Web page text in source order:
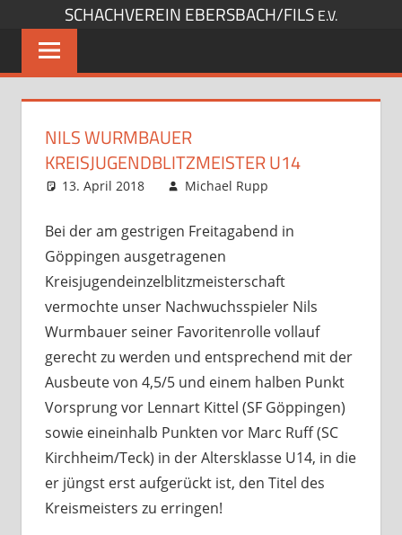
springen
SCHACHVEREIN EBERSBACH/FILS E.V.
NILS WURMBAUER
KREISJUGENDBLITZMEISTER U14
13. April 2018
Michael Rupp
Opens und
Bei der am gestrigen Freitagabend in
Göppingen ausgetragenen
Kreisjugendeinzelblitzmeisterschaft
vermochte unser Nachwuchsspieler Nils
Wurmbauer seiner Favoritenrolle vollauf
gerecht zu werden und entsprechend mit der
Ausbeute von 4,5/5 und einem halben Punkt
Vorsprung vor Lennart Kittel (SF Göppingen)
sowie eineinhalb Punkten vor Marc Ruff (SC
Kirchheim/Teck) in der Altersklasse U14, in die
er jüngst erst aufgerückt ist, den Titel des
Kreismeisters zu erringen!